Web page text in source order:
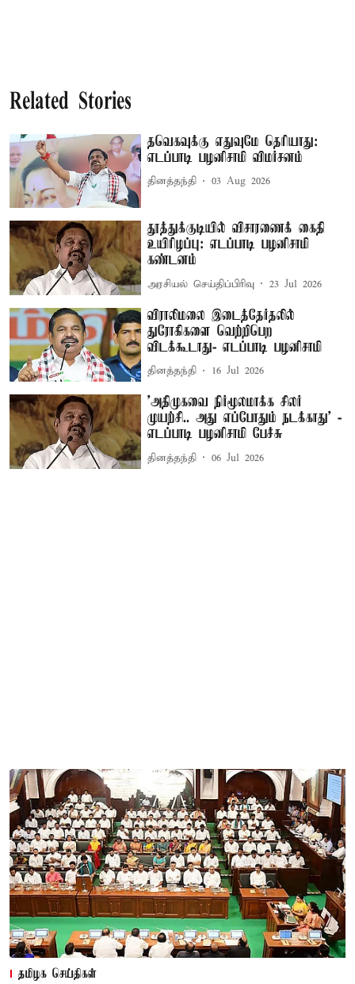
Related Stories
தவெகவுக்கு எதுவுமே தெரியாது:
எடப்பாடி பழனிசாமி விமர்சனம்
தினத்தந்தி 03 Aug 2026
தூத்துக்குடியில் விசாரணைக் கைதி
உயிரிழப்பு: எடப்பாடி பழனிசாமி
கண்டனம்
அரசியல் செய்திப்பிரிவு 23 Jul 2026
விராலிமலை இடைத்தேர்தலில்
துரோகிகளை வெற்றிபெற
விடக்கூடாது- எடப்பாடி பழனிசாமி
தினத்தந்தி 16 Jul 2026
’அதிமுகவை நிர்மூலமாக்க சிலர்
முயற்சி.. அது எப்போதும் நடக்காது’ -
எடப்பாடி பழனிசாமி பேச்சு
தினத்தந்தி 06 Jul 2026
தமிழக செய்திகள்